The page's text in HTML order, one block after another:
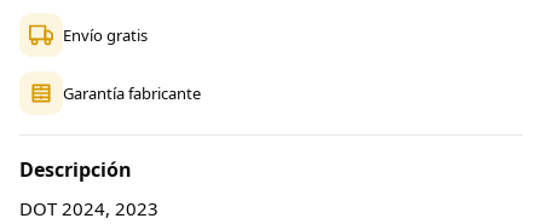
Envío gratis
Garantía fabricante
Descripción
DOT 2024, 2023